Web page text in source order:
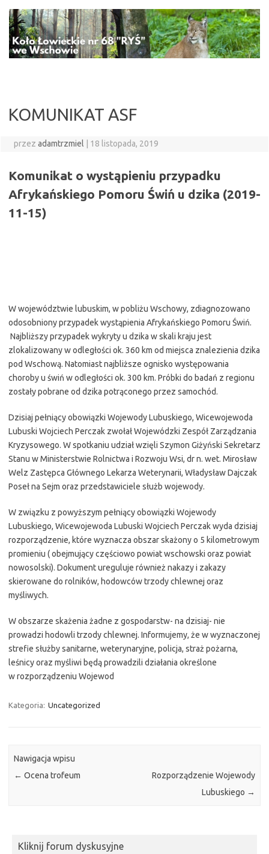
treści
KOMUNIKAT ASF
przez adamtrzmiel 18 listopada, 2019
Komunikat o wystąpieniu przypadku
Afrykańskiego Pomoru Świń u dzika (2019-
11-15)
W województwie lubuskim, w pobliżu Wschowy, zdiagnozowano
odosobniony przypadek wystąpienia Afrykańskiego Pomoru Świń.
Najbliższy przypadek wykryty u dzika w skali kraju jest
zlokalizowany w odległości ok. 360 km od miejsca znalezienia dzika
pod Wschową. Natomiast najbliższe ognisko występowania
choroby u świń w odległości ok. 300 km. Próbki do badań z regionu
zostały pobrane od dzika potrąconego przez samochód.
Dzisiaj pełniący obowiązki Wojewody Lubuskiego, Wicewojewoda
Lubuski Wojciech Perczak zwołał Wojewódzki Zespół Zarządzania
Kryzysowego. W spotkaniu udział wzięli Szymon Giżyński Sekretarz
Stanu w Ministerstwie Rolnictwa i Rozwoju Wsi, dr n. wet. Mirosław
Welz Zastępca Głównego Lekarza Weterynarii, Władysław Dajczak
Poseł na Sejm oraz przedstawiciele służb wojewody.
W związku z powyższym pełniący obowiązki Wojewody
Lubuskiego, Wicewojewoda Lubuski Wojciech Perczak wyda dzisiaj
rozporządzenie, które wyznacza obszar skażony o 5 kilometrowym
promieniu ( obejmujący częściowo powiat wschowski oraz powiat
nowosolski). Dokument ureguluje również nakazy i zakazy
skierowane do rolników, hodowców trzody chlewnej oraz
myśliwych.
W obszarze skażenia żadne z gospodarstw- na dzisiaj- nie
prowadzi hodowli trzody chlewnej. Informujemy, że w wyznaczonej
strefie służby sanitarne, weterynaryjne, policja, straż pożarna,
leśnicy oraz myśliwi będą prowadzili działania określone
w rozporządzeniu Wojewod
Kategoria: Uncategorized
Nawigacja wpisu
← Ocena trofeum
Rozporządzenie Wojewody
Lubuskiego →
Kliknij forum dyskusyjne